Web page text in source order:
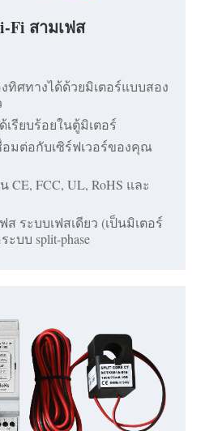
Fi สามเฟส
ทิศทางได้ด้วยมิเตอร์แบบสอง
เรียบร้อยในตู้มิเตอร์
อมต่อกับเซิร์ฟเวอร์ของคุณ
CE, FCC, UL, RoHS และ
ระบบเฟสเดียว (เป็นมิเตอร์
ะบบ split-phase